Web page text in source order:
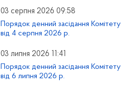
03 серпня 2026 09:58
Порядок денний засідання Комітету
від 4 серпня 2026 р.
03 липня 2026 11:41
Порядок денний засідання Комітету
від 6 липня 2026 р.